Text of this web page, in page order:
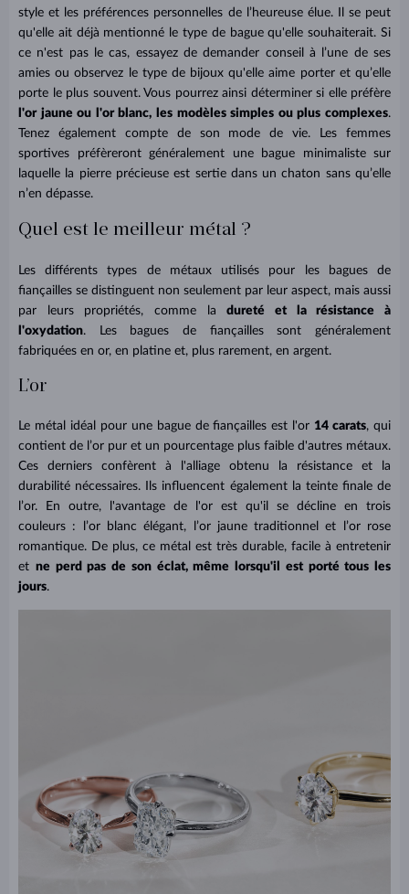
style et les préférences personnelles de l’heureuse élue. Il se peut
qu'elle ait déjà mentionné le type de bague qu'elle souhaiterait. Si
ce n'est pas le cas, essayez de demander conseil à l’une de ses
amies ou observez le type de bijoux qu'elle aime porter et qu’elle
porte le plus souvent. Vous pourrez ainsi déterminer si elle préfère
l'or jaune ou l'or blanc, les modèles simples ou plus complexes.
Tenez également compte de son mode de vie. Les femmes
sportives préfèreront généralement une bague minimaliste sur
laquelle la pierre précieuse est sertie dans un chaton sans qu’elle
n’en dépasse.
Quel est le meilleur métal ?
Les différents types de métaux utilisés pour les bagues de
fiançailles se distinguent non seulement par leur aspect, mais aussi
par leurs propriétés, comme ladureté et la résistance à
l'oxydation. Les bagues de fiançailles sont généralement
fabriquées en or, en platine et, plus rarement, en argent.
L’or
Le métal idéal pour une bague de fiançailles est l'or 14 carats, qui
contient de l’or pur et un pourcentage plus faible d'autres métaux.
Ces derniers confèrent à l'alliage obtenu la résistance et la
durabilité nécessaires. Ils influencent également la teinte finale de
l’or. En outre, l'avantage de l'or est qu'il se décline en trois
couleurs : l’or blanc élégant, l’or jaune traditionnel et l’or rose
romantique. De plus, ce métal est très durable, facile à entretenir
et ne perd pas de son éclat, même lorsqu'il est porté tous les
jours.